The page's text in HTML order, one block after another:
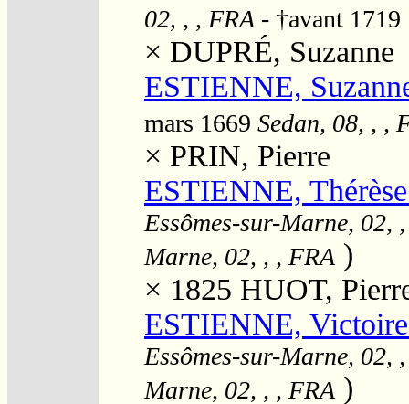
02, , , FRA - †avant 1719
× DUPRÉ, Suzanne
ESTIENNE,
mars 1669 Sedan, 08, , ,
× PRIN, Pierre
ESTIENNE,
Essômes-sur-Marne, 02,
Marne, 02, , , FRA )
× 1825 HUOT,
ESTIENNE,
Essômes-sur-Marne, 02,
Marne, 02, , , FRA )